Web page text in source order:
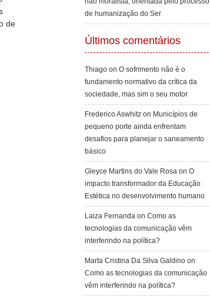
de
de humanização do Ser
Últimos comentários
Thiago on O sofrimento não é o
fundamento normativo da crítica da
sociedade, mas sim o seu motor
Frederico Aswhitz on Municípios de
pequeno porte ainda enfrentam
desafios para planejar o saneamento
básico
Gleyce Martins do Vale Rosa on O
impacto transformador da Educação
Estética no desenvolvimento humano
Laiza Fernanda on Como as
tecnologias da comunicação vêm
interferindo na política?
Marta Cristina Da Silva Galdino on
Como as tecnologias da comunicação
vêm interferindo na política?